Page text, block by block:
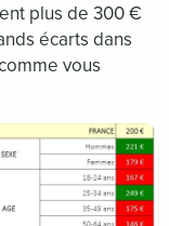
plus de 300 €
écarts dans
vous